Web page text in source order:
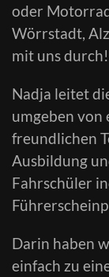
oder
Wörrstadt,
mit uns durch!
Nadja leitet
umgeben
freundlichen
Ausbildung
Fahrschüler
Darin haben
einfach zu